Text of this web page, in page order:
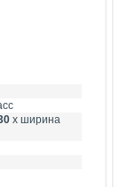
х ширина